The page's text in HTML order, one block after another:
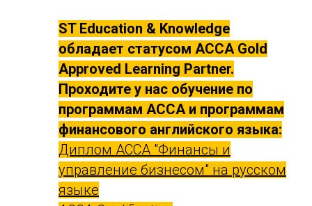
ST Education & Knowledge
обладает статусом ACCA Gold
Approved Learning Partner.
Проходите у нас обучение по
программам АССА и программам
финансового английского языка:
Диплом ACCA "Финансы и
управление бизнесом" на русском
языке